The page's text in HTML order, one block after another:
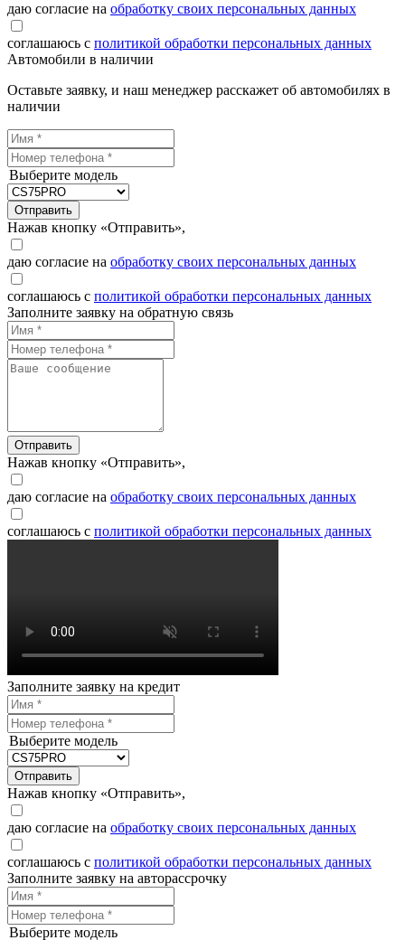
даю согласие на обработку своих персональных данных
соглашаюсь с политикой обработки персональных данных
Автомобили в наличии
Оставьте заявку, и наш менеджер расскажет об автомобилях в
наличии
Выберите модель
Отправить
Нажав кнопку «Отправить»,
даю согласие на обработку своих персональных данных
соглашаюсь с политикой обработки персональных данных
Заполните заявку на обратную связь
Отправить
Нажав кнопку «Отправить»,
даю согласие на обработку своих персональных данных
соглашаюсь с политикой обработки персональных данных
Заполните заявку на кредит
Выберите модель
Отправить
Нажав кнопку «Отправить»,
даю согласие на обработку своих персональных данных
соглашаюсь с политикой обработки персональных данных
Заполните заявку на авторассрочку
Выберите модель